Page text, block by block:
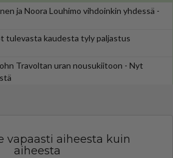
ja Noora Louhimo vihdoinkin yhdessä -
tulevasta kaudesta tyly paljastus
Travoltan uran nousukiitoon - Nyt
vapaasti aiheesta kuin
aiheesta